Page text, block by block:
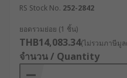
RS Stock No. 252-2842
ยอดรวมย่อย (1 ชิ้น)
THB14,083.34(ไม่รวมภาษีมูล
จำนวน / Quantity